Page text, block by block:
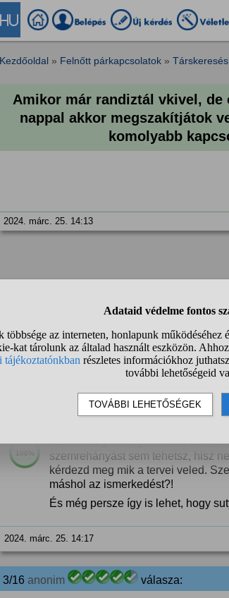
Kezdőoldal » Felnőtt párkapcsolatok »
Amikor már randiztál vkivel, de
nappal akkor megszakítjátok
komolyabb
2024. márc. 25. 14:13
16%
válasza:
Hát ha még mindig fent van és
szemrehányást sem tehetsz, hisz
kérdezd meg mik a tervei veled.
máshol az ismerkedést?!
És még persze így is lehet, hogy
2024. márc. 25. 14:17
3/16 anonim válasza: